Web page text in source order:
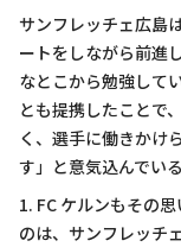
サンフレッチェ広島
ートをしながら前進
なとこから勉強して
とも提携したことで
く、選手に働きかけ
す」と意気込んでいる
1. FC ケルンもその
のは、サンフレッチ